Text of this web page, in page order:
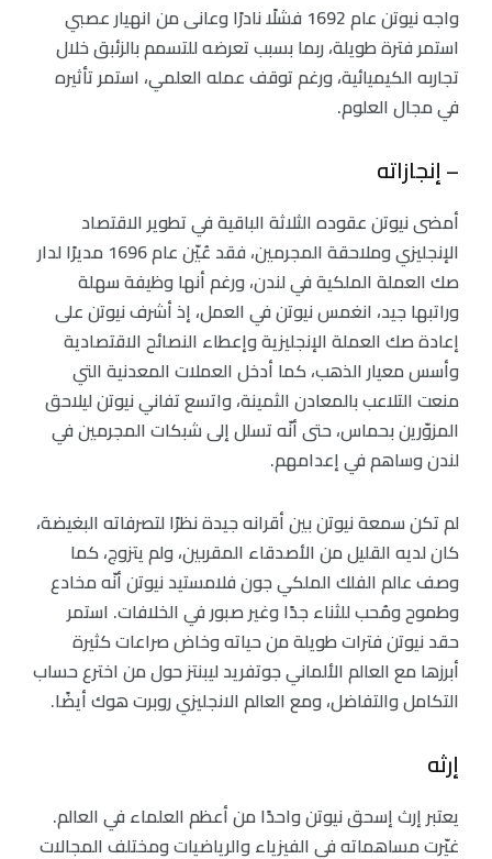
واجه نيوتن عام 1692 فشلًا نادرًا وعانى من انهيار عصبي
استمر فترة طويلة، ربما بسبب تعرضه للتسمم بالزئبق خلال
تجاربه الكيميائية، ورغم توقف عمله العلمي، استمر تأثيره
في مجال العلوم.
– إنجازاته
أمضى نيوتن عقوده الثلاثة الباقية في تطوير الاقتصاد
الإنجليزي وملاحقة المجرمين، فقد عُيّن عام 1696 مديرًا لدار
صك العملة الملكية في لندن، ورغم أنها وظيفة سهلة
وراتبها جيد، انغمس نيوتن في العمل، إذ أشرف نيوتن على
إعادة صك العملة الإنجليزية وإعطاء النصائح الاقتصادية
وأسس معيار الذهب، كما أدخل العملات المعدنية التي
منعت التلاعب بالمعادن الثمينة، واتسع تفاني نيوتن ليلاحق
المزوّرين بحماس، حتى أنّه تسلل إلى شبكات المجرمين في
لندن وساهم في إعدامهم.
لم تكن سمعة نيوتن بين أقرانه جيدة نظرًا لتصرفاته البغيضة،
كان لديه القليل من الأصدقاء المقربين، ولم يتزوج، كما
وصف عالم الفلك الملكي جون فلامستيد نيوتن أنّه مخادع
وطموح ومُحب للثناء جدًا وغير صبور في الخلافات. استمر
حقد نيوتن فترات طويلة من حياته وخاض صراعات كثيرة
أبرزها مع العالم الألماني جوتفريد ليبنتز حول من اخترع حساب
التكامل والتفاضل، ومع العالم الانجليزي روبرت هوك أيضًا.
إرثه
يعتبر إرث إسحق نيوتن واحدًا من أعظم العلماء في العالم.
غيّرت مساهماته في الفيزياء والرياضيات ومختلف المجالات